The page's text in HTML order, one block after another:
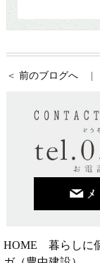
前のブログへ
HOME 暮らしに